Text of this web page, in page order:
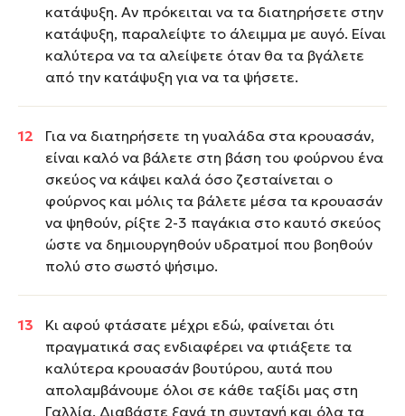
κατάψυξη. Αν πρόκειται να τα διατηρήσετε στην
κατάψυξη, παραλείψτε το άλειμμα με αυγό. Είναι
καλύτερα να τα αλείψετε όταν θα τα βγάλετε
από την κατάψυξη για να τα ψήσετε.
Για να διατηρήσετε τη γυαλάδα στα κρουασάν,
είναι καλό να βάλετε στη βάση του φούρνου ένα
σκεύος να κάψει καλά όσο ζεσταίνεται ο
φούρνος και μόλις τα βάλετε μέσα τα κρουασάν
να ψηθούν, ρίξτε 2-3 παγάκια στο καυτό σκεύος
ώστε να δημιουργηθούν υδρατμοί που βοηθούν
πολύ στο σωστό ψήσιμο.
Κι αφού φτάσατε μέχρι εδώ, φαίνεται ότι
πραγματικά σας ενδιαφέρει να φτιάξετε τα
καλύτερα κρουασάν βουτύρου, αυτά που
απολαμβάνουμε όλοι σε κάθε ταξίδι μας στη
Γαλλία. Διαβάστε ξανά τη συνταγή και όλα τα